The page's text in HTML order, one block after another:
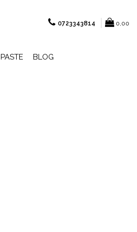
0723343814 0,00
PASTE BLOG